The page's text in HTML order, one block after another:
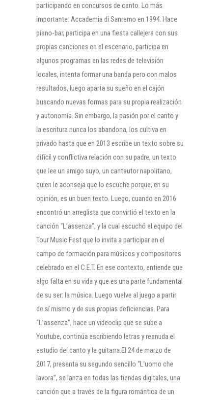
participando en concursos de canto. Lo más
importante: Accademia di Sanremo en 1994. Hace
piano-bar, participa en una fiesta callejera con sus
propias canciones en el escenario, participa en
algunos programas en las redes de televisión
locales, intenta formar una banda pero con malos
resultados, luego aparta su sueño en el cajón
buscando nuevas formas para su propia realización
y autonomía. Sin embargo, la pasión por el canto y
la escritura nunca los abandona, los cultiva en
privado hasta que en 2013 escribe un texto sobre su
difícil y conflictiva relación con su padre, un texto
que lee un amigo suyo, un cantautor napolitano,
quien le aconseja que lo escuche porque, en su
opinión, es un buen texto. Luego, cuando en 2016
encontró un arreglista que convirtió el texto en la
canción “L’assenza”, y la cual escuchó el equipo del
Tour Music Fest que lo invita a participar en el
campo de formación para músicos y compositores
celebrado en el C.E.T. En ese contexto, entiende que
algo falta en su vida y que es una parte fundamental
de su ser: la música. Luego vuelve al juego a partir
de sí mismo y de sus propias deficiencias. Para
“L’assenza”, hace un videoclip que se sube a
Youtube, continúa escribiendo letras y reanuda el
estudio del canto y la guitarra.El 24 de marzo de
2017, presenta su segundo sencillo “L’uomo che
lavora”, se lanza en todas las tiendas digitales, una
canción que a través de la figura romántica de un